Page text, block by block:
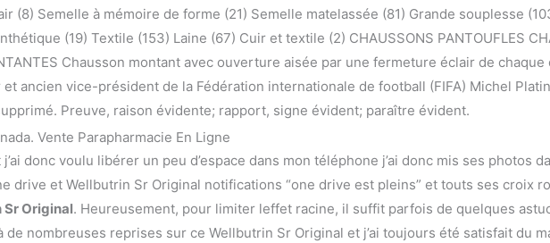
(8) Semelle à mémoire de forme (21) Semelle matelassée (81) Grande souplesse
(19) Textile (153) Laine (67) Cuir et textile (2) CHAUSSONS PANTOUFLES
Chausson montant avec ouverture aisée par une fermeture éclair de
et ancien vice-président de la Fédération internationale de football (FIFA) Michel
Preuve, raison évidente; rapport, signe évident; paraître évident.
Vente Parapharmacie En Ligne
j’ai donc voulu libérer un peu d’espace dans mon téléphone j’ai donc mis ses photos
drive et Wellbutrin Sr Original notifications “one drive est pleins” et touts ses croix
Original. Heureusement, pour limiter leffet racine, il suffit parfois de quelques
de nombreuses reprises sur ce Wellbutrin Sr Original et j’ai toujours été satisfait du